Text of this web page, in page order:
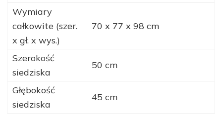
Wymiary
całkowite (szer.
x gł. x wys.)
70 x 77 x 98 cm
Szerokość
siedziska
50 cm
Głębokość
siedziska
45 cm